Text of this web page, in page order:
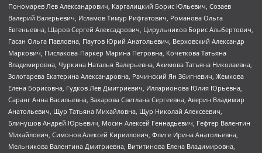
Пономарев Лев Александрович, Каргалицкий Борис Юльевич, Созаев
Валерий Валерьевич, Исламов Тимур Рифгатович, Романова Ольга
Евгеньевна, Щаров Сергей Алексадрович, Цирульников Борис Альбертович,
Гасан Ольга Павловна, Паутов Юрий Анатольевич, Верховский Александр
Маркович, Пислакова-Паркер Марина Петровна, Кочеткова Татьяна
Владимировна, Чуркина Наталья Валерьевна, Акимова Татьяна Николаевна,
Золотарева Екатерина Александровна, Рачинский Ян Збигневич, Жемкова
Елена Борисовна, Гудков Лев Дмитриевич, Илларионова Юлия Юрьевна,
Саранг Анна Васильевна, Захарова Светлана Сергеевна, Аверин Владимир
Анатольевич, Щур Татьяна Михайловна, Щур Николай Алексеевич,
Блинушов Андрей Юрьевич, Мосин Алексей Геннадьевич, Гефтер Валентин
Михайлович, Симонов Алексей Кириллович, Флиге Ирина Анатольевна,
Мельникова Валентина Дмитриевна, Вититинова Елена Владимировна,